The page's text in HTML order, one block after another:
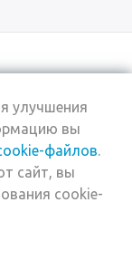
улучшения
вы
файлов.
сайт, вы
cookie-